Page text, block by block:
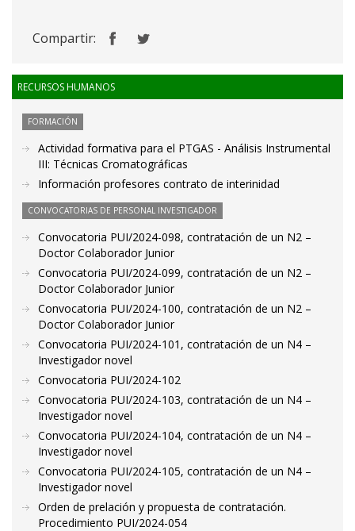
Compartir:
RECURSOS HUMANOS
FORMACIÓN
Actividad formativa para el PTGAS - Análisis Instrumental
III: Técnicas Cromatográficas
Información profesores contrato de interinidad
CONVOCATORIAS DE PERSONAL INVESTIGADOR
Convocatoria PUI/2024-098, contratación de un N2 –
Doctor Colaborador Junior
Convocatoria PUI/2024-099, contratación de un N2 –
Doctor Colaborador Junior
Convocatoria PUI/2024-100, contratación de un N2 –
Doctor Colaborador Junior
Convocatoria PUI/2024-101, contratación de un N4 –
Investigador novel
Convocatoria PUI/2024-102
Convocatoria PUI/2024-103, contratación de un N4 –
Investigador novel
Convocatoria PUI/2024-104, contratación de un N4 –
Investigador novel
Convocatoria PUI/2024-105, contratación de un N4 –
Investigador novel
Orden de prelación y propuesta de contratación.
Procedimiento PUI/2024-054